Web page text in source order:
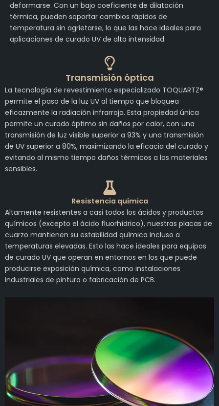
deformarse. Con un bajo coeficiente de dilatación
térmica, pueden soportar cambios rápidos de
temperatura sin agrietarse, lo que las hace ideales para
aplicaciones de curado UV de alta intensidad.
Transmisión óptica
La tecnología de revestimiento especializado TOQUARTZ®
permite el paso de la luz UV al tiempo que bloquea
eficazmente la radiación infrarroja. Esta propiedad única
permite un curado óptimo sin daños por calor, con una
transmisión de luz visible superior a 93% y una transmisión
de UV superior a 80%, maximizando la eficacia del curado y
evitando al mismo tiempo daños térmicos a los materiales
sensibles.
Resistencia química
Altamente resistentes a casi todos los ácidos y productos
químicos (excepto el ácido fluorhídrico), nuestras placas de
cuarzo mantienen su estabilidad química incluso a
temperaturas elevadas. Esto las hace ideales para equipos
de curado UV que operan en entornos en los que puede
producirse exposición química, como instalaciones
industriales de pintura o fabricación de PCB.